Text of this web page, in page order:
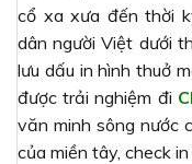
cổ xa xưa đến thời
dân người Việt dưới
lưu dấu in hình thuở
được trải nghiệm đi
văn minh sông nước
của miền tây, check